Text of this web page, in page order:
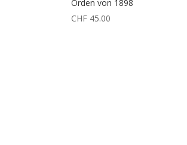
Orden von 1898
CHF45.00